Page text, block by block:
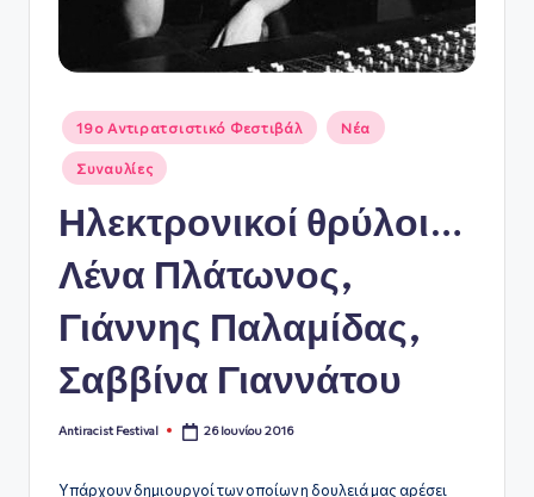
Φ
Αναρτήθηκε
σε
19ο Αντιρατσιστικό Φεστιβάλ Νέα
Συναυλίες
Ηλεκτρονικοί θρύλοι…
Λένα Πλάτωνος,
Γιάννης Παλαμίδας,
Σαββίνα Γιαννάτου
Συγγραφέας:
Antiracist Festival 26 Ιουνίου 2016
Υπάρχουν δημιουργοί των οποίων η δουλειά μας αρέσει